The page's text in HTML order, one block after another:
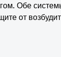
Обе
от